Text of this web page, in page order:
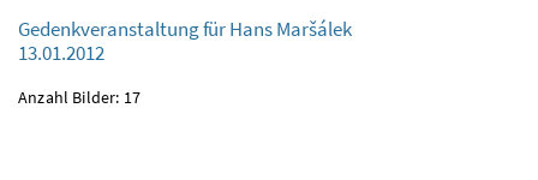
Gedenkveranstaltung für Hans Maršálek
13.01.2012
Gedenkveranstaltung für Hans Maršálek
13.01.2012
Anzahl Bilder: 17